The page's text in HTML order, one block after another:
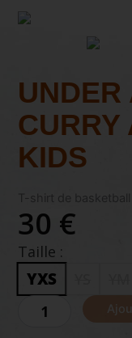
UNDER
CURRY
KIDS
30 €
Taille :
YXS